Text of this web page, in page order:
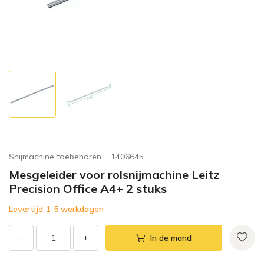
Snijmachine toebehoren 1406645
Mesgeleider voor rolsnijmachine Leitz
Precision Office A4+ 2 stuks
Levertijd 1-5 werkdagen
− + In de mand